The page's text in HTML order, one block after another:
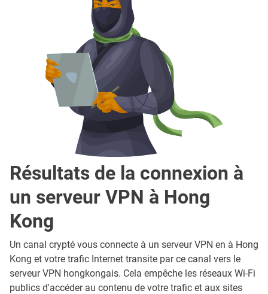
Résultats de la connexion à
un serveur VPN à Hong
Kong
Un canal crypté vous connecte à un serveur VPN en à Hong
Kong et votre trafic Internet transite par ce canal vers le
serveur VPN hongkongais. Cela empêche les réseaux Wi-Fi
publics d'accéder au contenu de votre trafic et aux sites